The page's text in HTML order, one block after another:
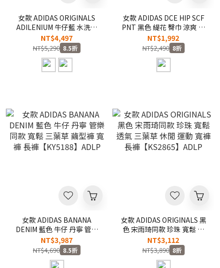
女款 ADIDAS ORIGINALS
ADILENIUM 牛仔藍 水洗灰
鄭好娟同款 假兩件 三葉草 破
壞 刷破 寬鬆 寬褲 長褲
【KY5192/KY5193】ADLP
NT$4,497
NT$5,290 8.5折
女款 ADIDAS DCE HIP SCF
PNT 黑色 緹花 臀巾 涼爽 速
乾 寬鬆 下擺縮口 寬褲 長褲
【KZ4210】ADLP
NT$1,992
NT$2,490 8折
女款 ADIDAS BANANA
DENIM 藍色 牛仔 丹寧 管樂
同款 寬鬆 三葉草 繭型褲 寬
褲 長褲【KY5188】ADLP
NT$3,987
NT$4,690 8.5折
女款 ADIDAS ORIGINALS 黑
色 宋雨琦同款 珍珠 寬鬆 透
氣 三葉草 休閒 運動 寬褲 長
褲【KS2865】ADLP
NT$3,112
NT$3,890 8折